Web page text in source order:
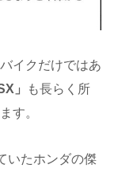
イクだけではあ
」
も長らく所
す。
いたホンダの傑